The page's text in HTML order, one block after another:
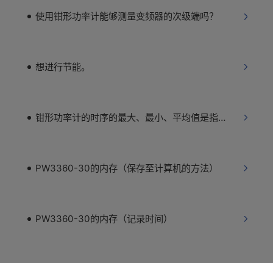
使用钳形功率计能够测量变频器的次级端吗？
想进行节能。
钳形功率计的时序的最大、最小、平均值是指什么？
PW3360-30的内存（保存至计算机的方法）
PW3360-30的内存（记录时间）